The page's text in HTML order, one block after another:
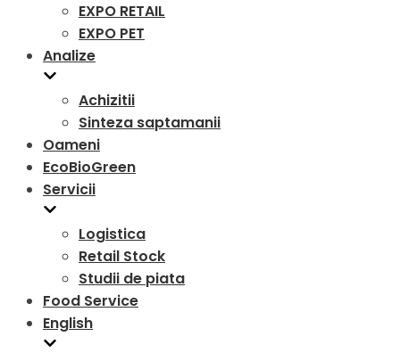
EXPO RETAIL
EXPO PET
Analize
Achizitii
Sinteza saptamanii
Oameni
EcoBioGreen
Servicii
Logistica
Retail Stock
Studii de piata
Food Service
English